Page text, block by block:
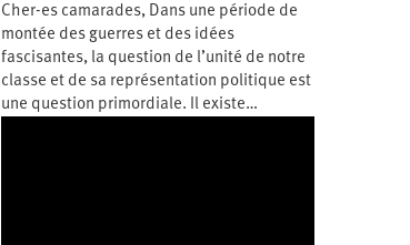
Cher-es camarades, Dans une période de
montée des guerres et des idées
fascisantes, la question de l’unité de notre
classe et de sa représentation politique est
une question primordiale. Il existe…